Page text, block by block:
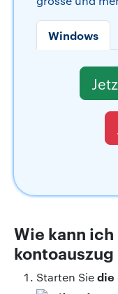
Windows
Wie kann ich
Starten Siedie